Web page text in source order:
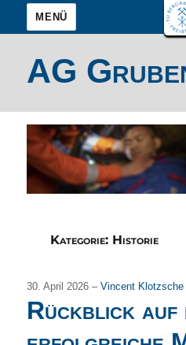
MENÜ
AG
Kategorie: Historie
30. April 2026 –Vincent Klotzsche
Rückblick auf